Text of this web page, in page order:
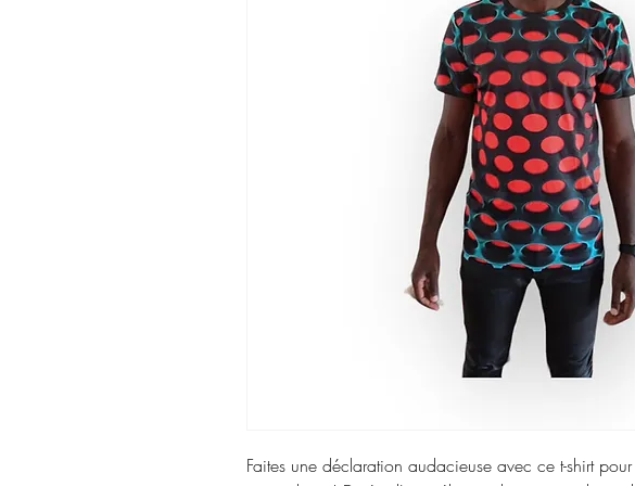
Faites une déclaration audacieuse avec ce t-shirt